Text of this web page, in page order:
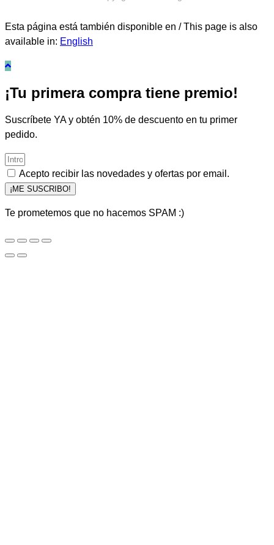
Esta página está también disponible en / This page is also
available in: English
¡Tu primera compra tiene premio!
Suscríbete YA y obtén 10% de descuento en tu primer
pedido.
Acepto recibir las novedades y ofertas por email.
¡ME SUSCRIBO!
Te prometemos que no hacemos SPAM :)